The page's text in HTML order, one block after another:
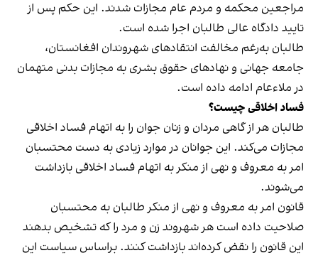
مراجعین محکمه و مردم عام مجازات شدند. این حکم پس از
تایید دادگاه عالی طالبان اجرا شده است.
طالبان به‌رغم مخالفت انتقادهای شهروندان افغانستان،
جامعه جهانی و نهادهای حقوق بشری به مجازات بدنی متهمان
در ملاءعام ادامه داده است.
فساد اخلاقی چیست؟
طالبان هر از گاهی مردان و زنان جوان را به اتهام فساد اخلاقی
مجازات می‌کند. این جوانان در موارد زیادی به دست محتسبان
امر به معروف و نهی از منکر به اتهام فساد اخلاقی بازداشت
می‌شوند.
قانون امر به معروف و نهی از منکر طالبان به محتسبان
صلاحیت داده است هر شهروند زن و مرد را که تشخیص بدهند
این قانون را نقض کرده‌اند بازداشت کنند. براساس سیاست این